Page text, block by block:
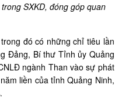
SXKD, đóng góp quan
đó có những chỉ tiêu lần
Đảng, Bí thư Tỉnh ủy Quảng
ngành Than vào sự phát
liền của tỉnh Quảng Ninh,